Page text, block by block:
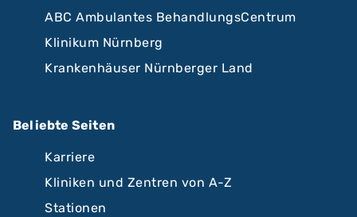
ABC Ambulantes BehandlungsCentrum
Klinikum Nürnberg
Krankenhäuser Nürnberger Land
Beliebte Seiten
Karriere
Kliniken und Zentren von A-Z
Stationen